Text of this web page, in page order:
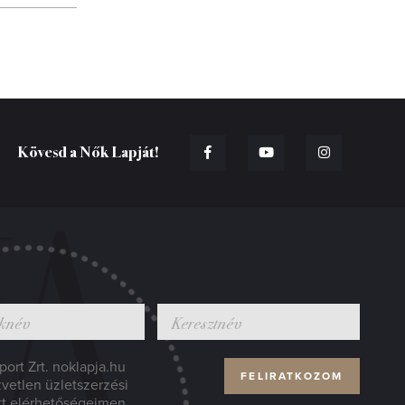
Kövesd a Nők Lapját!
Zrt. noklapja.hu
üzletszerzési